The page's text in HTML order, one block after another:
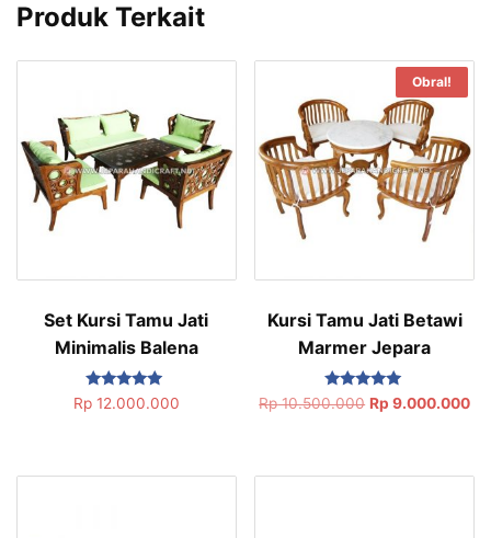
Produk Terkait
Set Kursi Tamu Jati
Minimalis Balena
Dinilai
5.00
Rp12.000.000
Obral!
Kursi Tamu Jati Betawi
Marmer Jepara
Dinilai
5.00
Rp10.500.000 Rp 9.000.000